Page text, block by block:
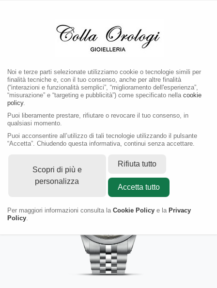
Noi e terze parti selezionate utilizziamo cookie o tecnologie simili per
finalità tecniche e, con il tuo consenso, anche per altre finalità
(“interazioni e funzionalità semplici”, “miglioramento dell'esperienza”,
“misurazione” e “targeting e pubblicità”) come specificato nella cookie
policy.
Puoi liberamente prestare, rifiutare o revocare il tuo consenso, in
qualsiasi momento.
Puoi acconsentire all’utilizzo di tali tecnologie utilizzando il pulsante
“Accetta”. Chiudendo questa informativa, continui senza accettare.
Scopri di più e
personalizza
Rifiuta tutto
Accetta tutto
Per maggiori informazioni consulta la Cookie Policy e la Privacy
Policy.